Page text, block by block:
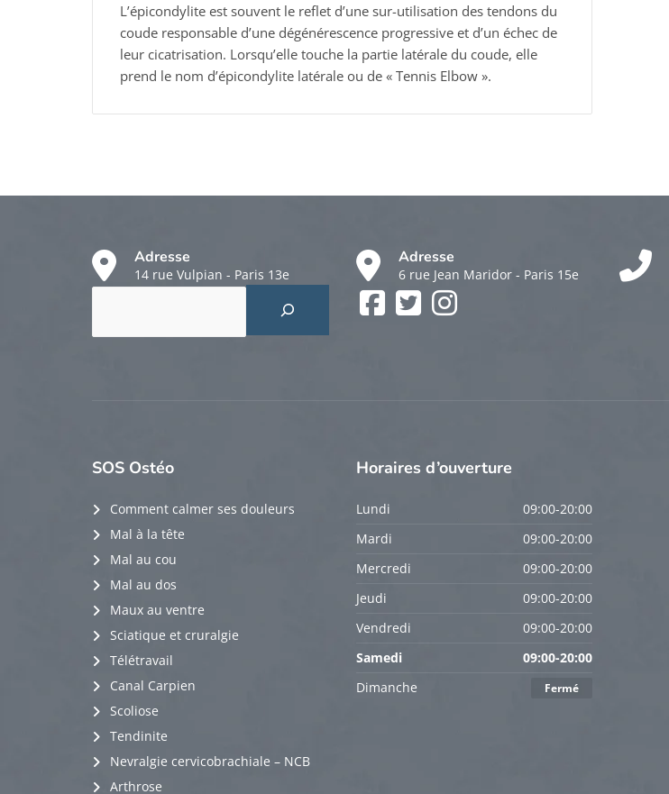
L’épicondylite est souvent le reflet d’une sur-utilisation des tendons du
coude responsable d’une dégénérescence progressive et d’un échec de
leur cicatrisation. Lorsqu’elle touche la partie latérale du coude, elle
prend le nom d’épicondylite latérale ou de « Tennis Elbow ».
Adresse
14 rue Vulpian - Paris 13e
Adresse
6 rue Jean Maridor - Paris 15e
Facebook
SOS Ostéo
Comment calmer ses douleurs
Mal à la tête
Mal au cou
Mal au dos
Maux au ventre
Sciatique et cruralgie
Télétravail
Canal Carpien
Scoliose
Tendinite
Nevralgie cervicobrachiale – NCB
Arthrose
Horaires d’ouverture
Lundi
09:00-20:00
Mardi
09:00-20:00
Mercredi
09:00-20:00
Jeudi
09:00-20:00
Vendredi
09:00-20:00
Samedi
09:00-20:00
Dimanche
Fermé